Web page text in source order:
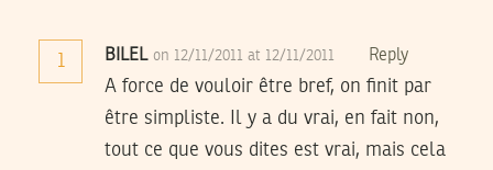
BILEL on 12/11/2011 at 12/11/2011 Reply
A force de vouloir être bref, on finit par
être simpliste. Il y a du vrai, en fait non,
tout ce que vous dites est vrai, mais cela